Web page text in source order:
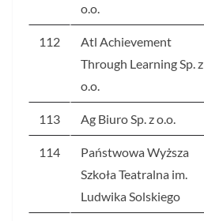
o.o.
112
Atl Achievement
Through Learning Sp. z
o.o.
113 Ag Biuro Sp. z o.o.
114
Państwowa Wyższa
Szkoła Teatralna im.
Ludwika Solskiego